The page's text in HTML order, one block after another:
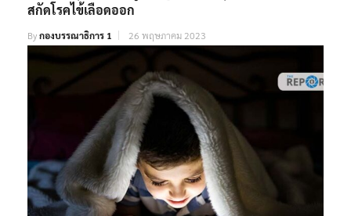
สกัดโรคไข้เลือดออก
Byกองบรรณาธิการ 1 26 พฤษภาคม 2023